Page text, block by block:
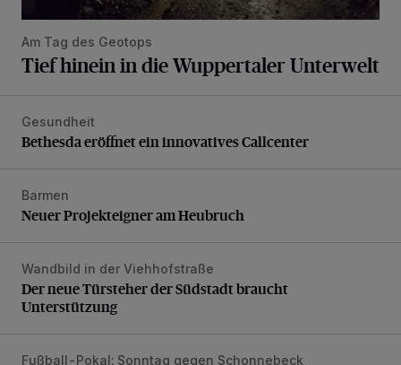
Am Tag des Geotops
Tief hinein in die Wuppertaler Unterwelt
Bethesda eröffnet ein innovatives Callcenter
Gesundheit
Bethesda eröffnet ein innovatives Callcenter
Neuer Projekteigner am Heubruch
Barmen
Neuer Projekteigner am Heubruch
Der neue Türsteher der Südstadt braucht Unterstützung
Wandbild in der Viehhofstraße
Der neue Türsteher der Südstadt braucht
Unterstützung
Fußball-Pokal: Sonntag gegen Schonnebeck